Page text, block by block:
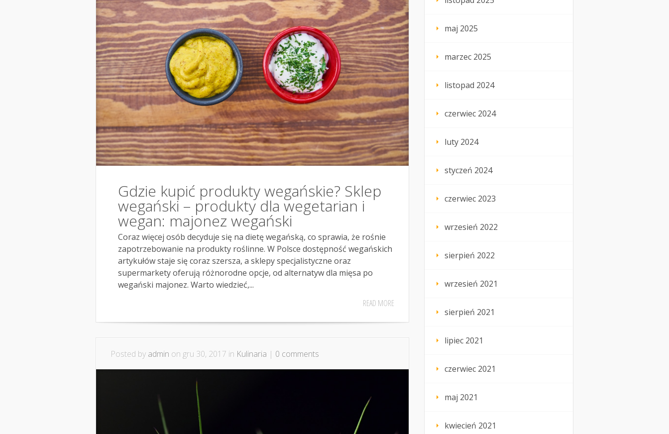
Gdzie kupić produkty wegańskie? Sklep
wegański – produkty dla wegetarian i
wegan: majonez wegański
Coraz więcej osób decyduje się na dietę wegańską, co sprawia, że rośnie
zapotrzebowanie na produkty roślinne. W Polsce dostępność wegańskich
artykułów staje się coraz szersza, a sklepy specjalistyczne oraz
supermarkety oferują różnorodne opcje, od alternatyw dla mięsa po
wegański majonez. Warto wiedzieć,...
READ MORE
Posted by admin on gru 30, 2017 in Kulinaria | 0 comments
maj 2025
marzec 2025
listopad 2024
czerwiec 2024
luty 2024
styczeń 2024
czerwiec 2023
wrzesień 2022
sierpień 2022
wrzesień 2021
sierpień 2021
lipiec 2021
czerwiec 2021
maj 2021
kwiecień 2021